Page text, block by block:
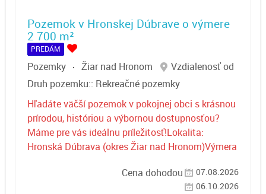
Pozemok v Hronskej Dúbrave o výmere
2 700 m²
PREDÁM
Pozemky Žiar nad Hronom
Vzdialenosť od
Druh pozemku:: Rekreačné pozemky
Hľadáte väčší pozemok v pokojnej obci s krásnou
prírodou, históriou a výbornou dostupnosťou?
Máme pre vás ideálnu príležitosť!Lokalita:
Hronská Dúbrava (okres Žiar nad Hronom)Výmera
Cena dohodou
07.08.2026
06.10.2026